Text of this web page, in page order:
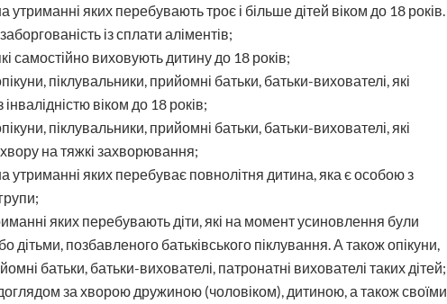
утриманні яких перебувають троє і більше дітей віком до 18 років.
із сплати аліментів;
самостійно виховують дитину до 18 років;
піклувальники, прийомні батьки, батьки-вихователі, які
віком до 18 років;
піклувальники, прийомні батьки, батьки-вихователі, які
на тяжкі захворювання;
утриманні яких перебуває повнолітня дитина, яка є особою з
яких перебувають діти, які на момент усиновлення були
дітьми, позбавленого батьківського піклування. А також опікуни,
батьки, батьки-вихователі, патронатні вихователі таких дітей;
за хворою дружиною (чоловіком), дитиною, а також своїми